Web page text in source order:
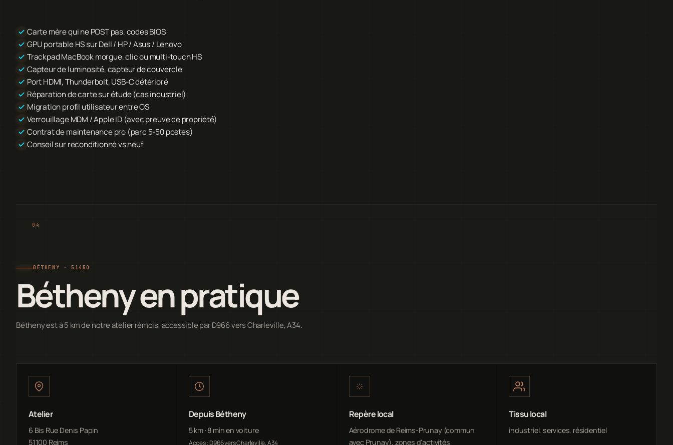
Carte mère qui ne POST pas, codes BIOS
GPU portable HS sur Dell / HP / Asus / Lenovo
Trackpad MacBook morgue, clic ou multi-touch HS
Capteur de luminosité, capteur de couvercle
Port HDMI, Thunderbolt, USB-C détérioré
Réparation de carte sur étude (cas industriel)
Migration profil utilisateur entre OS
Verrouillage MDM / Apple ID (avec preuve de propriété)
Contrat de maintenance pro (parc 5-50 postes)
Conseil sur reconditionné vs neuf
BÉTHENY · 51450
Bétheny en pratique
Bétheny est à 5 km de notre atelier rémois, accessible par D966 vers Charleville, A34.
Atelier
6 Bis Rue Denis Papin
51100 Reims
Depuis Bétheny
5 km · 8 min en voiture
Accès : D966 vers Charleville, A34
Repère local
Aérodrome de Reims-Prunay (commun
avec Prunay), zones d'activités
Tissu local
industriel, services, résidentiel